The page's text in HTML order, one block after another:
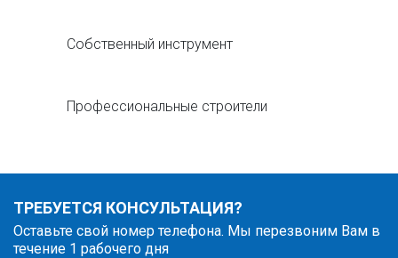
Собственный инструмент
Профессиональные строители
ТРЕБУЕТСЯ КОНСУЛЬТАЦИЯ?
Оставьте свой номер телефона. Мы перезвоним Вам в
течение 1 рабочего дня